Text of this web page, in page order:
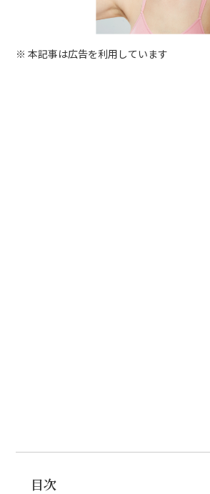
※ 本記事は広告を利用しています
目次